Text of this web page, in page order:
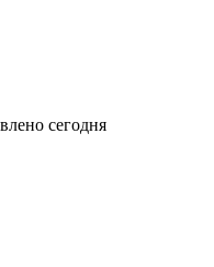
сегодня